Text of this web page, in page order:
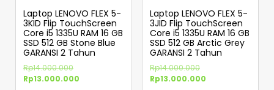
Laptop LENOVO FLEX 5-
3KID Flip TouchScreen
Core i5 1335U RAM 16 GB
SSD 512 GB Stone Blue
GARANSI 2 Tahun
Rp14.000.000
Rp13.000.000
Laptop LENOVO FLEX 5-
3JID Flip TouchScreen
Core i5 1335U RAM 16 GB
SSD 512 GB Arctic Grey
GARANSI 2 Tahun
Rp14.000.000
Rp13.000.000